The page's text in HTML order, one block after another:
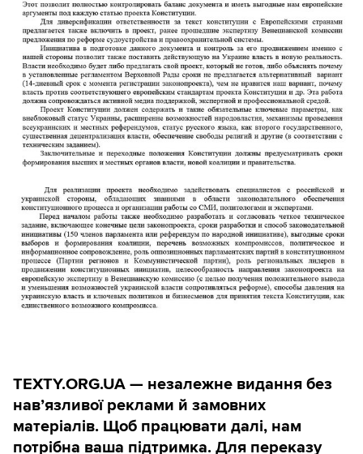
TEXTY.ORG.UA — незалежне видання без
навʼязливої реклами й замовних
матеріалів. Щоб працювати далі, нам
потрібна ваша підтримка. Для переказу